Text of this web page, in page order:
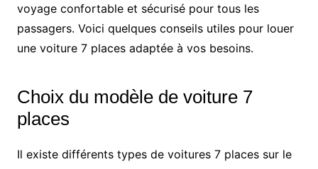
voyage confortable et sécurisé pour tous les
passagers. Voici quelques conseils utiles pour louer
une voiture 7 places adaptée à vos besoins.
Choix du modèle de voiture 7
places
Il existe différents types de voitures 7 places sur le